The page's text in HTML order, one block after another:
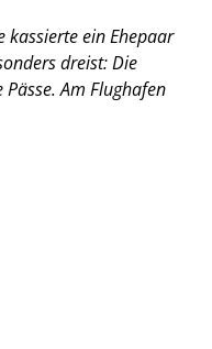
kassierte ein Ehepaar
dreist: Die
Am Flughafen